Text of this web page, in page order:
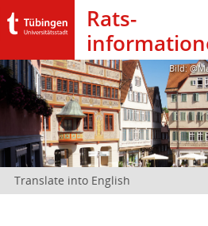
Rats­
Bild:
Translate into English